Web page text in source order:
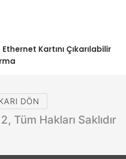
Kartını Çıkarılabilir
DÖN
Tüm Hakları Saklıdır